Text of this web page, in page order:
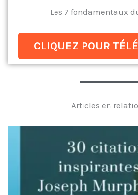
Les 7 fondamentaux
CLIQUEZ POUR
Articles en